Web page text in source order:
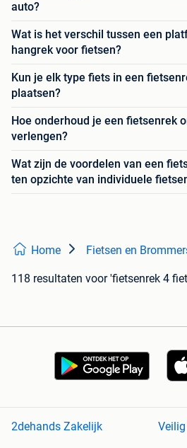
auto?
Wat is het verschil tussen een
hangrek voor fietsen?
Kun je elk type fiets in een
plaatsen?
Hoe onderhoud je een fietsenrek
verlengen?
Wat zijn de voordelen van een
ten opzichte van individuele
Home Fietsen en
118 resultaten voor 'fietsenrek 4
2dehands Zakelijk